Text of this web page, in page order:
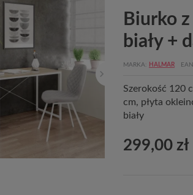
Biurko
biały +
MARKA HALMAR
Szerokość 120
cm, płyta
biały
299,00 zł